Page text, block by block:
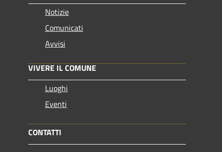
Notizie
Comunicati
Avvisi
VIVERE IL COMUNE
Luoghi
Eventi
CONTATTI